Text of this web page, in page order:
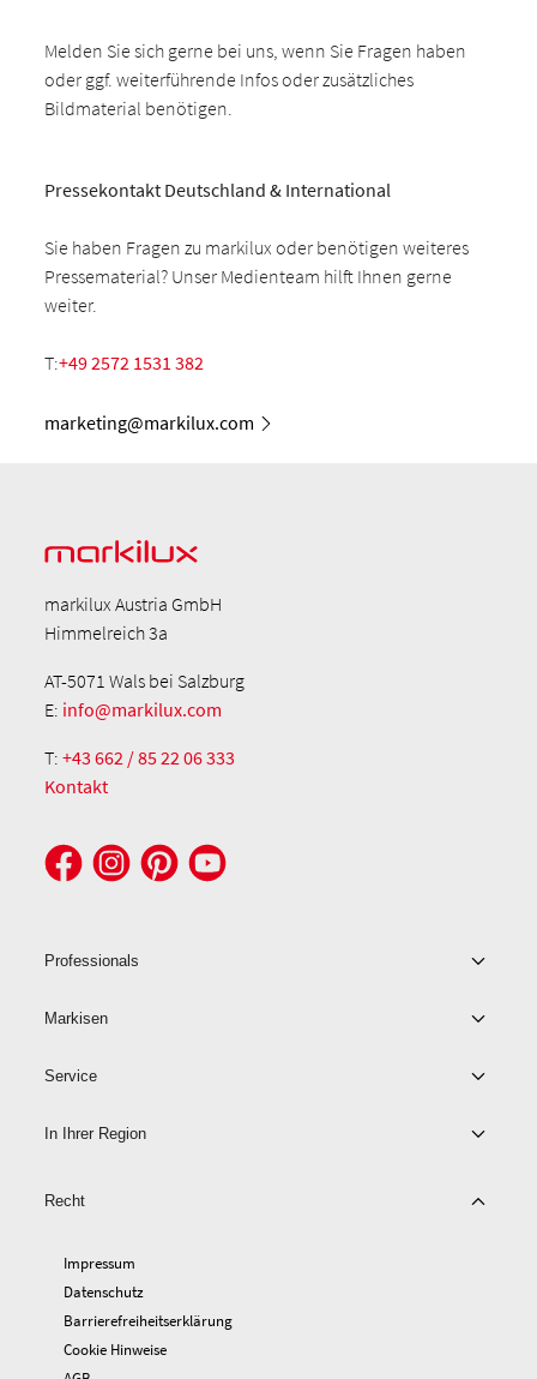
Melden Sie sich gerne bei uns, wenn Sie Fragen haben
oder ggf. weiterführende Infos oder zusätzliches
Bildmaterial benötigen.
Pressekontakt Deutschland & International
Sie haben Fragen zu markilux oder benötigen weiteres
Pressematerial? Unser Medienteam hilft Ihnen gerne
weiter.
T:+49 2572 1531 382
marketing@markilux.com
markilux Austria GmbH
Himmelreich 3a
AT-5071 Wals bei Salzburg
E: info@markilux.com
T:+43 662 / 85 22 06 333
Kontakt
Professionals
Markisen
Service
In Ihrer Region
Recht
Impressum
Datenschutz
Barrierefreiheitserklärung
Cookie Hinweise